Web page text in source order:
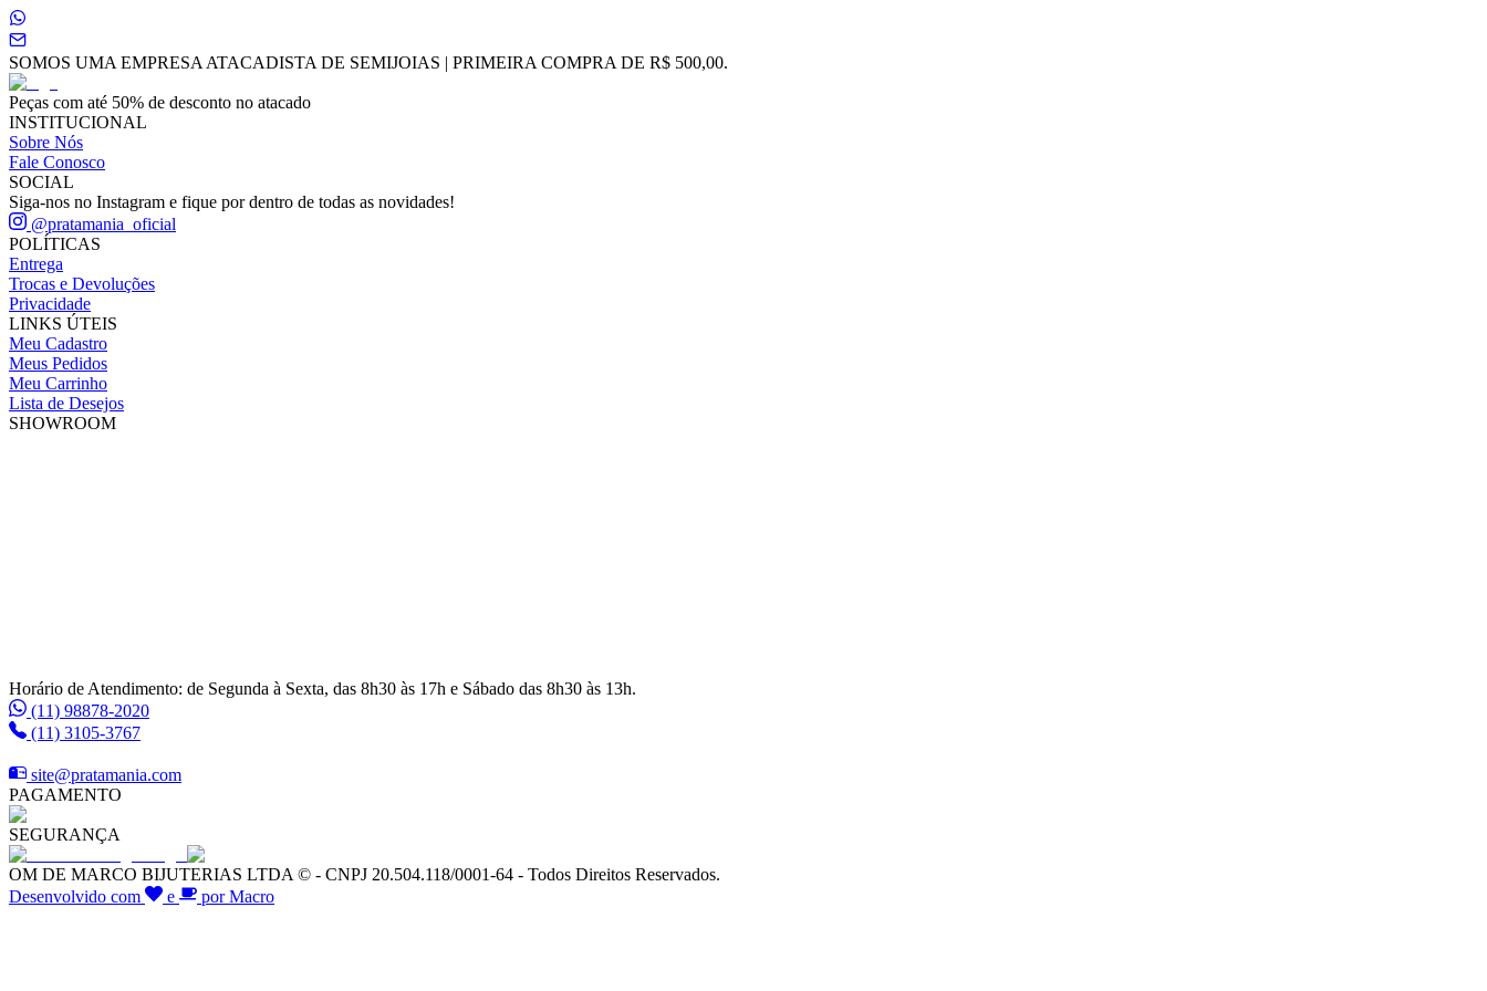
SOMOS UMA EMPRESA ATACADISTA DE SEMIJOIAS | PRIMEIRA COMPRA DE R$ 500,00.
Peças com até 50% de desconto no atacado
INSTITUCIONAL
Sobre Nós
Fale Conosco
SOCIAL
Siga-nos no Instagram e fique por dentro de todas as novidades!
@pratamania_oficial
POLÍTICAS
Entrega
Trocas e Devoluções
Privacidade
LINKS ÚTEIS
Meu Cadastro
Meus Pedidos
Meu Carrinho
Lista de Desejos
SHOWROOM
Horário de Atendimento: de Segunda à Sexta, das 8h30 às 17h e Sábado das 8h30 às 13h.
(11) 98878-2020
(11) 3105-3767
site@pratamania.com
PAGAMENTO
SEGURANÇA
OM DE MARCO BIJUTERIAS LTDA © - CNPJ 20.504.118/0001-64 - Todos Direitos Reservados.
Desenvolvido com
e por Macro